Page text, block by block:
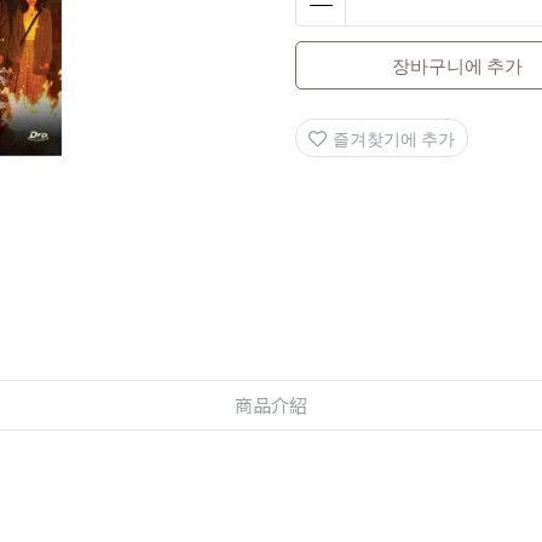
장바구니에 추가
즐겨찾기에 추가
商品介紹